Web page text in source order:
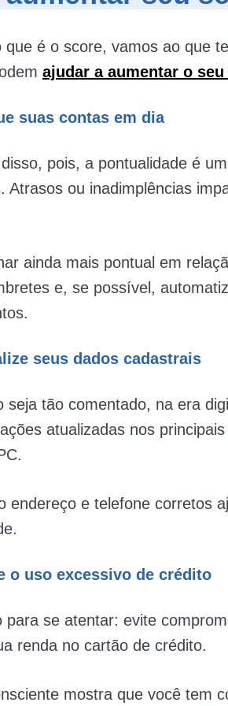
que é o score, vamos ao que
ajudar a aumentar o seu
suas contas em dia
pois, a pontualidade é
Atrasos ou inadimplências
ainda mais pontual em
e, se possível,
seus dados cadastrais
seja tão comentado, na era
atualizadas nos
endereço e telefone corretos
o uso excessivo de crédito
para se atentar: evite
renda no cartão de crédito.
mostra que você tem